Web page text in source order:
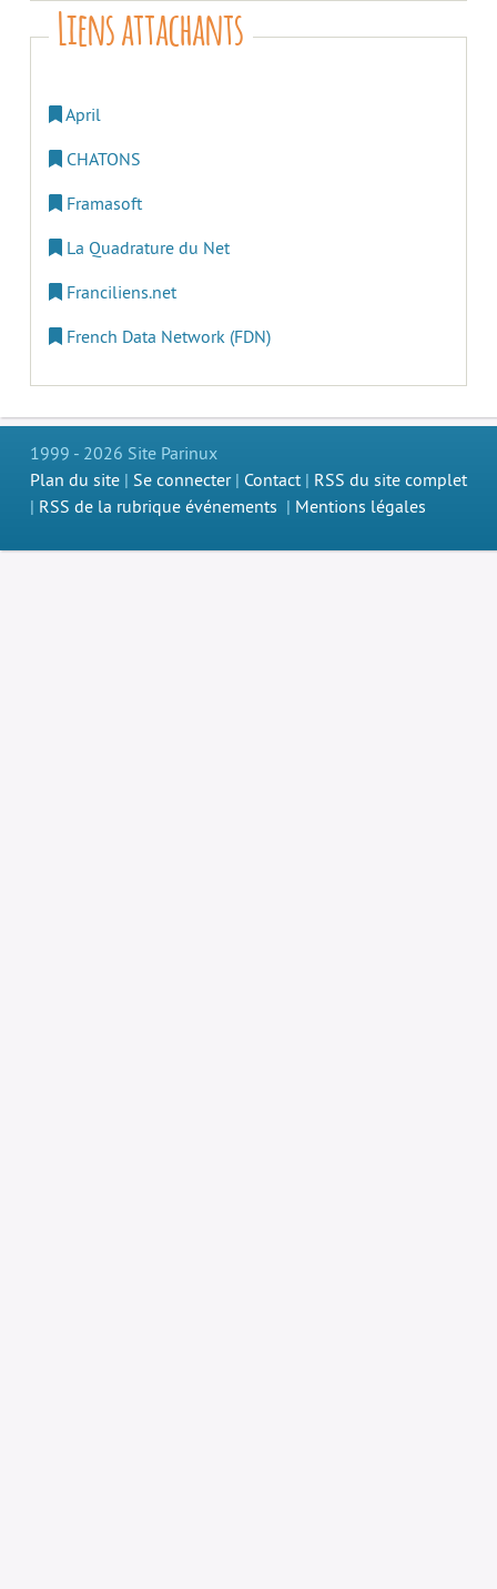
Liens attachants
April
CHATONS
Framasoft
La Quadrature du Net
Franciliens.net
French Data Network (FDN)
1999 - 2026 Site Parinux
Plan du site | Se connecter| Contact | RSS du site complet
| RSS de la rubrique événements | Mentions légales